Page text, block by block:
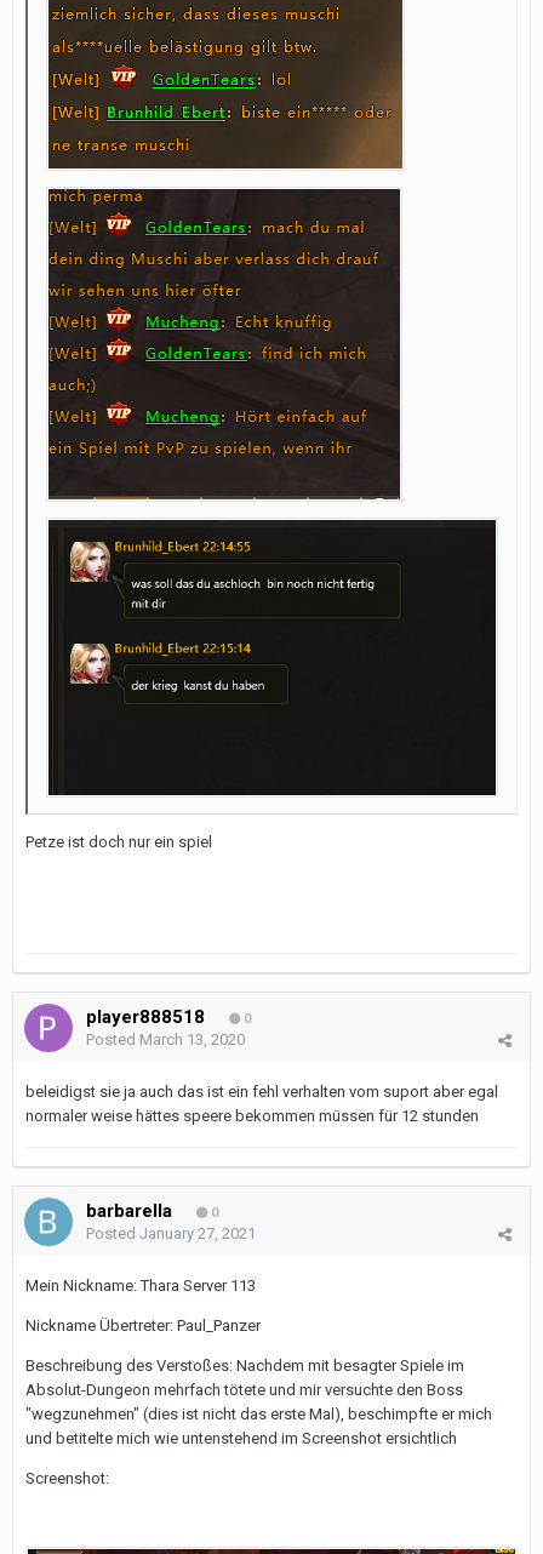
Petze ist doch nur ein spiel
player888518 0
Posted March 13, 2020
beleidigst sie ja auch das ist ein fehl verhalten vom suport aber egal
normaler weise hättes speere bekommen müssen für 12 stunden
barbarella 0
Posted January 27, 2021
Mein Nickname: Thara Server 113
Nickname Übertreter: Paul_Panzer
Beschreibung des Verstoßes: Nachdem mit besagter Spiele im
Absolut-Dungeon mehrfach tötete und mir versuchte den Boss
"wegzunehmen" (dies ist nicht das erste Mal), beschimpfte er mich
und betitelte mich wie untenstehend im Screenshot ersichtlich
Screenshot: